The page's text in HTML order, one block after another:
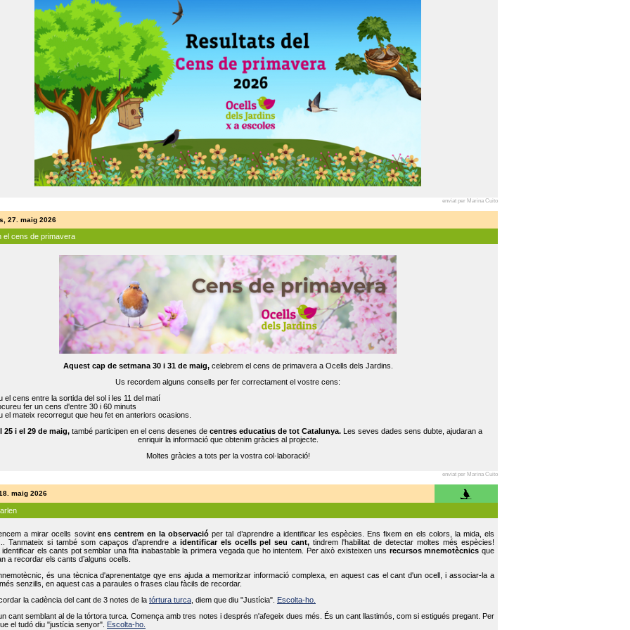
enviat per Marina Cuito
27. maig 2026
el cens de primavera
Aquest cap de setmana 30 i 31 de maig,celebrem el cens de primavera a Ocells dels Jardins.
Us recordem alguns consells per fer correctament el vostre cens:
el cens entre la sortida del sol i les 11 del matí
fer un cens d'entre 30 i 60 minuts
el mateix recorregut que heu fet en anteriors ocasions.
25 i el 29 de maig,també participen en el cens desenes de centres educatius de tot Catalunya.Les seves dades sens dubte, ajudaran a
enriquir la informació que obtenim gràcies al projecte.
Moltes gràcies a tots per la vostra col·laboració!
enviat per Marina Cuito
maig 2026
a mirar ocells sovint ens centrem en la observació per tal d’aprendre a identificar les espècies. Ens fixem en els colors, la mida, els
Tanmateix si també som capaços d’aprendre a identificar els ocells pel seu cant, tindrem l'habilitat de detectar moltes més espècies!
els cants pot semblar una fita inabastable la primera vegada que ho intentem. Per això existeixen uns recursos mnemotècnics que
a recordar els cants d’alguns ocells.
és una tècnica d'aprenentatge qye ens ajuda a memoritzar informació complexa, en aquest cas el cant d'un ocell, i associar-la a
senzills, en aquest cas a paraules o frases clau fàcils de recordar.
la cadència del cant de 3 notes de la tórtura turca , diem que diu "Justícia".
Escolta-ho.
cant semblant al de la tórtora turca. Comença amb tres notes i després n'afegeix dues més. És un cant llastimós, com si estigués pregant. Per
el tudó diu "justícia senyor".
Escolta-ho.